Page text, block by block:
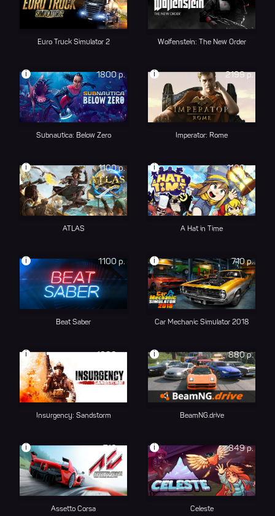
Euro Truck Simulator 2 Wolfenstein: The New Order
1800 р.
i
Subnautica: Below Zero
2199 р.
i
Imperator: Rome
1100 р.
i
ATLAS
1100 р.
i
A Hat in Time
1100 р.
i
Beat Saber
710 р.
i
Car Mechanic Simulator 2018
1699 р.
i
Insurgency: Sandstorm
880 р.
i
BeamNG.drive
710 р.
i
Assetto Corsa
849 р.
i
Celeste